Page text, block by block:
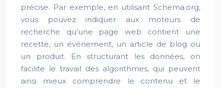
précise. Par exemple, en utilisant Schema.org,
vous pouvez indiquer aux moteurs de
recherche qu’une page web contient une
recette, un événement, un article de blog ou
un produit. En structurant les données, on
facilite le travail des algorithmes, qui peuvent
ainsi mieux comprendre le contenu et le